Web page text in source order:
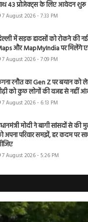
43 प्रोजेक्ट्स के लिए आवेदन शुरू
7 August 2026 - 7:33 PM
में सड़क हादसों को रोकने की
और MapMyIndia पर मिलेंगे
7 August 2026 - 7:09 PM
रनौत का Gen Z पर बयान को
को कुछ लोगों की वजह से नहीं
7 August 2026 - 6:13 PM
मोदी ने बागी सांसदों से
अपना परिवार समझें, हर कदम पर
7 August 2026 - 5:26 PM